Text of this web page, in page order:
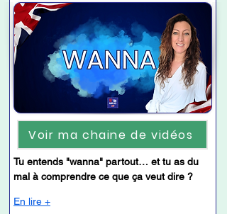
Voir ma chaine de vidéos
Tu entends "wanna" partout… et tu as du
mal à comprendre ce que ça veut dire ?
En lire +